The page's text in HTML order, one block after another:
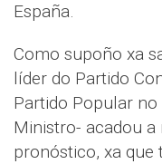
España.
Como supoño xa
líder do Partido
Partido Popular
Ministro- acadou
pronóstico, xa que